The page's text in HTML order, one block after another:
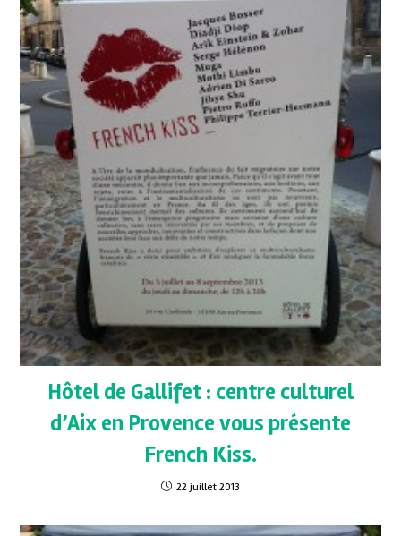
Hôtel de Gallifet : centre culturel
d’Aix en Provence vous présente
French Kiss.
22 juillet 2013